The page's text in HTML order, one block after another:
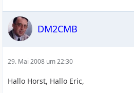
DM2CMB
29. Mai 2008 um 22:30
Hallo Horst, Hallo Eric,